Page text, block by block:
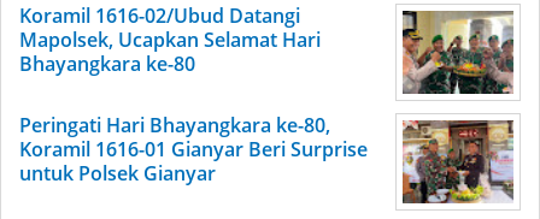
Koramil 1616-02/Ubud Datangi
Mapolsek, Ucapkan Selamat Hari
Bhayangkara ke-80
Peringati Hari Bhayangkara ke-80,
Koramil 1616-01 Gianyar Beri Surprise
untuk Polsek Gianyar